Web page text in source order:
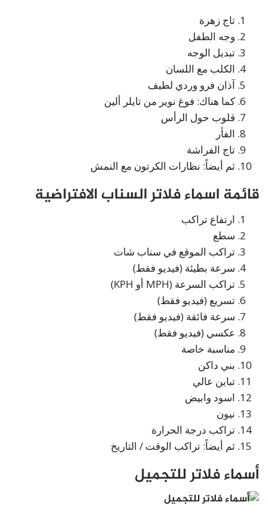
تاج زهرة
وجه الطفل
تبديل الوجه
الكلب مع اللسان
آذان فرو وردي لطيف
كما هناك: فوغ نوير من تايلر ألين
قلوب حول الرأس
الفأر
تاج الفراشة
ثم أيضاً: نظارات الكرتون مع النمش
قائمة اسماء فلاتر السناب الافتراضية
ارتفاع تراكب
سطع
تراكب الموقع في سناب شات
سرعة بطيئة (فيديو فقط)
تراكب السرعة (MPH أو KPH)
تسريع (فيديو فقط)
سرعة فائقة (فيديو فقط)
عكسي (فيديو فقط)
مناسبة خاصة
بني داكن
تباين عالي
اسود وابيض
نيون
تراكب درجة الحرارة
ثم أيضاً: تراكب الوقت / التاريخ
أسماء فلاتر للتجميل